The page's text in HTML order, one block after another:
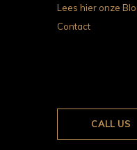
Lees hier onze
Contact
CALL US